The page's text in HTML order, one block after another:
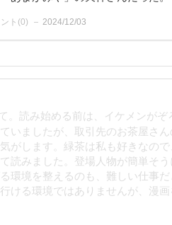
ト(0) 2024/12/03
。読み始める前は、イケメンが
いましたが、取引先のお茶屋さん
がします。緑茶は私も好きなの
読みました。登場人物が簡単そ
環境を整えるのも、難しい仕事
ける環境ではありませんが、漫